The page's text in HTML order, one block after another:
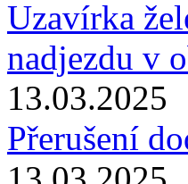
Uzavírka
nadjezdu v
13.03.2025
Přerušení